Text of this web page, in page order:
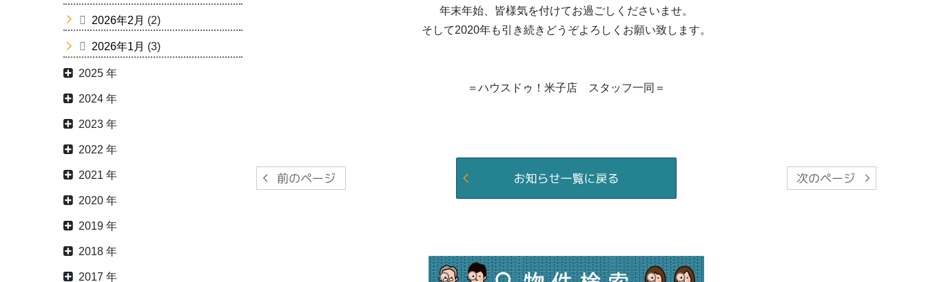
年末年始、皆様気を付けてお過ごしくださいませ。
そして2020年も引き続きどうぞよろしくお願い致します。
＝ハウスドゥ！米子店 スタッフ一同＝
2026年2月 (2)
2026年1月 (3)
2025 年
2024 年
2023 年
2022 年
2021 年
2020 年
2019 年
2018 年
2017 年